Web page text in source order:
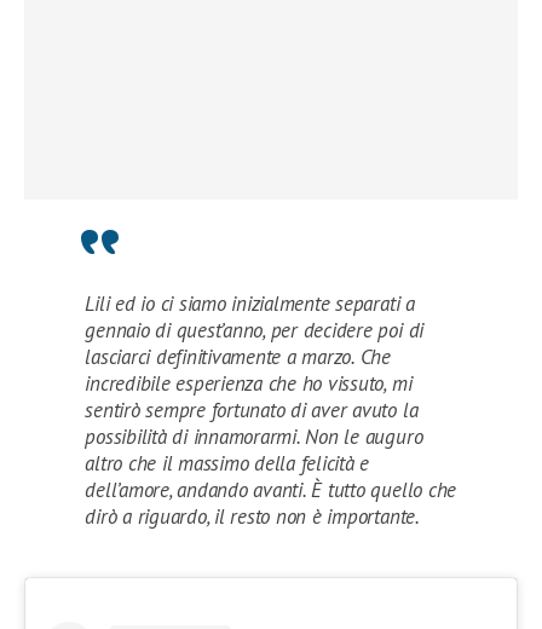
Lili ed io ci siamo inizialmente separati a
gennaio di quest’anno, per decidere poi di
lasciarci definitivamente a marzo. Che
incredibile esperienza che ho vissuto, mi
sentirò sempre fortunato di aver avuto la
possibilità di innamorarmi. Non le auguro
altro che il massimo della felicità e
dell’amore, andando avanti. È tutto quello che
dirò a riguardo, il resto non è importante.